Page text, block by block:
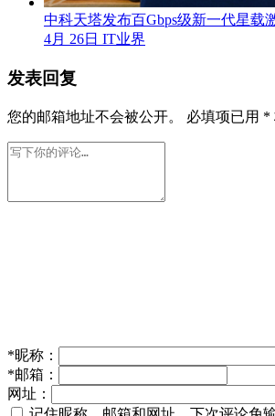
中科天塔发布百Gbps级新一代星载
4月 26日 IT业界
发表回复
您的邮箱地址不会被公开。 必填项已用 *
*昵称：
*邮箱：
网址：